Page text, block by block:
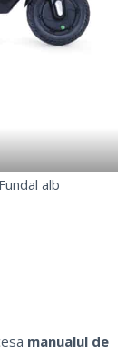
alb
manualul de